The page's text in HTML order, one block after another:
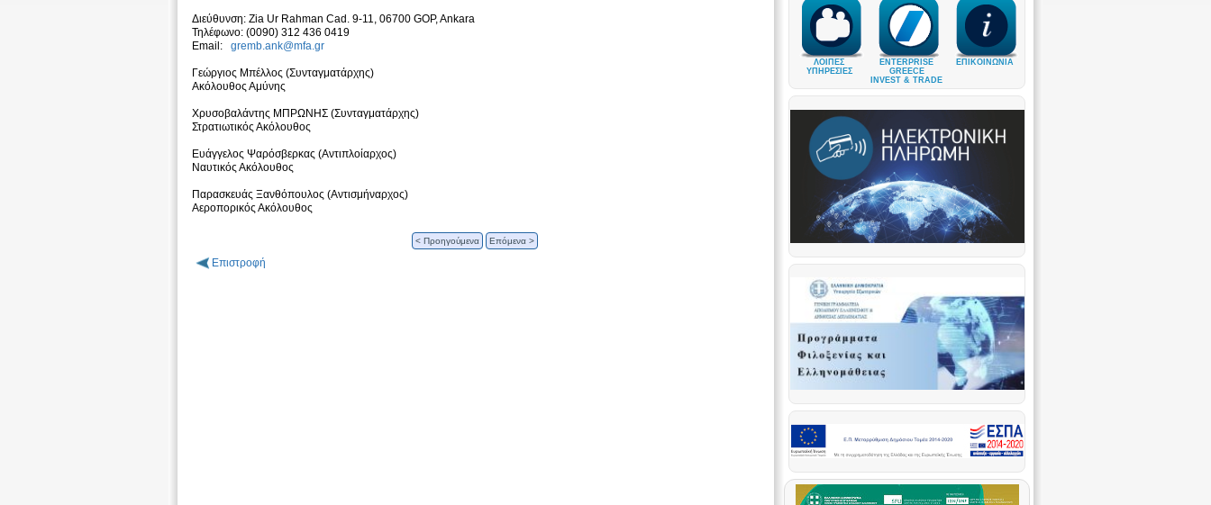
Διεύθυνση: Zia Ur Rahman Cad. 9-11, 06700 GOP, Ankara
Τηλέφωνο: (0090) 312 436 0419
Email:gremb.ank@mfa.gr
Γεώργιος Μπέλλος (Συνταγματάρχης)
Ακόλουθος Αμύνης
Χρυσοβαλάντης ΜΠΡΩΝΗΣ (Συνταγματάρχης)
Στρατιωτικός Ακόλουθος
Ευάγγελος Ψαρόσβερκας (Αντιπλοίαρχος)
Ναυτικός Ακόλουθος
Παρασκευάς Ξανθόπουλος (Αντισμήναρχος)
Αεροπορικός Ακόλουθος
< Προηγούμενα Επόμενα >
Επιστροφή
ΛΟΙΠΕΣ
ΥΠΗΡΕΣΙΕΣ
ENTERPRISE
GREECE
INVEST & TRADE
ΕΠΙΚΟΙΝΩΝΙΑ